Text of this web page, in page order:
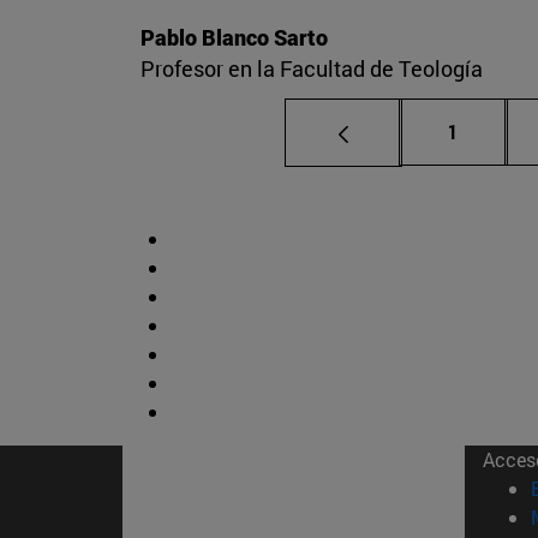
Pablo Blanco Sarto
Profesor en la Facultad de Teología
Página
1